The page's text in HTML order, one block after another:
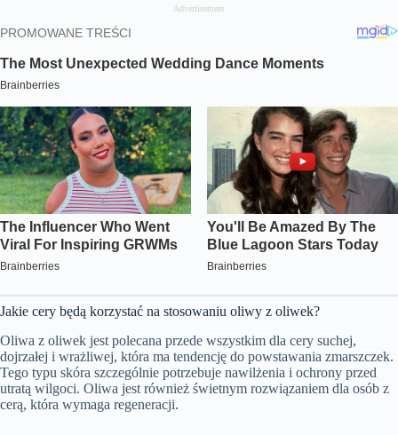
Advertisement
Jakie cery będą korzystać na stosowaniu oliwy z oliwek?
Oliwa z oliwek jest polecana przede wszystkim dla cery suchej,
dojrzałej i wrażliwej, która ma tendencję do powstawania zmarszczek.
Tego typu skóra szczególnie potrzebuje nawilżenia i ochrony przed
utratą wilgoci. Oliwa jest również świetnym rozwiązaniem dla osób z
cerą, która wymaga regeneracji.